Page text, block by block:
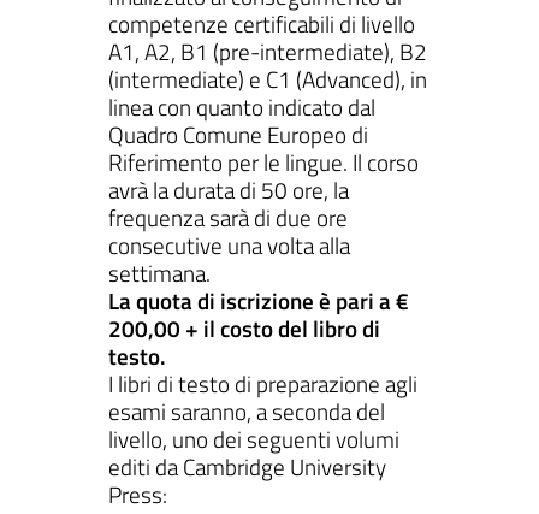
competenze certificabili di livello
A1, A2, B1 (pre-intermediate), B2
(intermediate) e C1 (Advanced), in
linea con quanto indicato dal
Quadro Comune Europeo di
Riferimento per le lingue. Il corso
avrà la durata di 50 ore, la
frequenza sarà di due ore
consecutive una volta alla
settimana.
La quota di iscrizione è pari a €
200,00 + il costo del libro di
testo.
I libri di testo di preparazione agli
esami saranno, a seconda del
livello, uno dei seguenti volumi
editi da Cambridge University
Press: